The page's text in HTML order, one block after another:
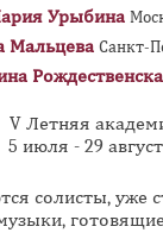
Урыбина
Мальцева Санкт-
V Летняя
5 июля - 29
солисты, уже